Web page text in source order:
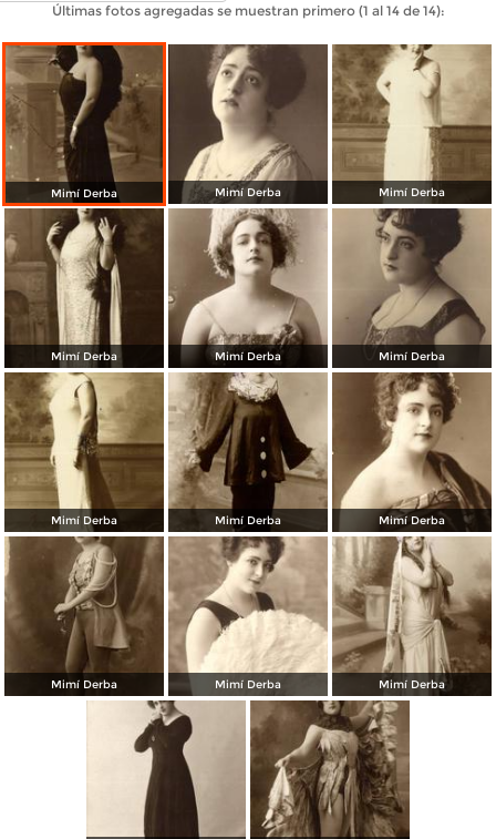
Últimas fotos agregadas se muestran primero (1 al 14 de 14):
Mimí Derba Mimí Derba Mimí Derba
Mimí Derba Mimí Derba Mimí Derba
Mimí Derba Mimí Derba Mimí Derba
Mimí Derba Mimí Derba Mimí Derba